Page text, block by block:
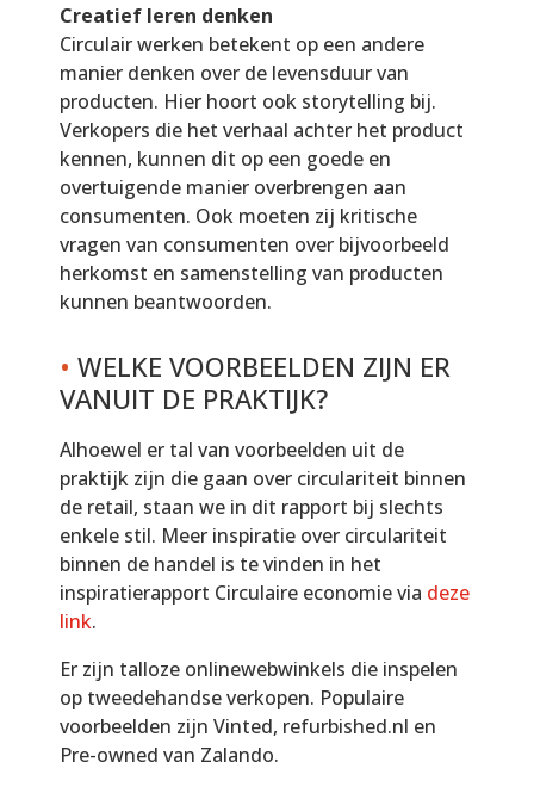
Creatief leren denken
Circulair werken betekent op een andere
manier denken over de levensduur van
producten. Hier hoort ook storytelling bij.
Verkopers die het verhaal achter het product
kennen, kunnen dit op een goede en
overtuigende manier overbrengen aan
consumenten. Ook moeten zij kritische
vragen van consumenten over bijvoorbeeld
herkomst en samenstelling van producten
kunnen beantwoorden.
• WELKE VOORBEELDEN ZIJN ER
VANUIT DE PRAKTIJK?
Alhoewel er tal van voorbeelden uit de
praktijk zijn die gaan over circulariteit binnen
de retail, staan we in dit rapport bij slechts
enkele stil. Meer inspiratie over circulariteit
binnen de handel is te vinden in het
inspiratierapport Circulaire economie via deze
link.
Er zijn talloze onlinewebwinkels die inspelen
op tweedehandse verkopen. Populaire
voorbeelden zijn Vinted, refurbished.nl en
Pre-owned van Zalando.